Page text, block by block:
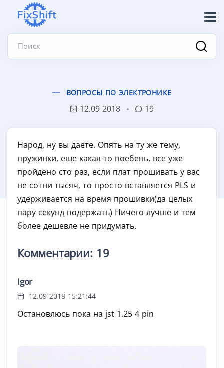
Поиск
ВОПРОСЫ ПО ЭЛЕКТРОНИКЕ
12.09 2018 19
Народ, ну вы даете. Опять на ту же тему,
пружинки, еще какая-то поебень, все уже
пройдено сто раз, если плат прошивать у вас
не сотни тысяч, то просто вставляется PLS и
удерживается на время прошивки(да целых
пару секунд подержать) Ничего лучше и тем
более дешевле не придумать.
Комментарии: 19
Igor
12.09 2018 15:21:44
Остановлюсь пока на jst 1.25 4 pin